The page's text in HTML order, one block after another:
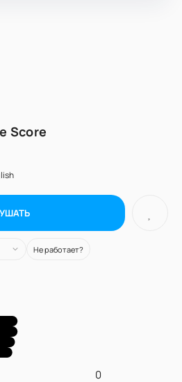
Score
Не работает?
0